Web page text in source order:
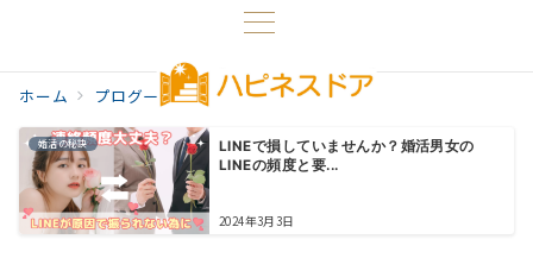
ホーム プログ一覧 LINEの頻度
婚活の秘訣
LINEで損していませんか？婚活男女の
LINEの頻度と要...
2024年3月3日